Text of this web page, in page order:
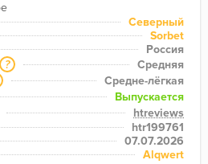
Северный
Sorbet
Россия
?
Средняя
Средне-лёгкая
Выпускается
htreviews
htr199761
07.07.2026
Alqwert